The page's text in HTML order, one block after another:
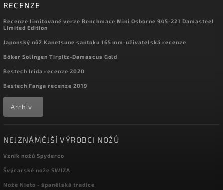
RECENZE
Recenze limitované verze Benchmade Mini Osborne 945-221 Damasteel
Limited Edition
Japonský nůž Kanetsune santoku 165 mm-uživatelská recenze
Böker Solingen Tirpitz-Damascus Gold
Bestech Irida recenze 2020
Bestech Fanga recenze 2019
Archiv
NEJZNÁMĚJŠÍ VÝROBCI NOŽŮ
Vznik nožů Spyderco
Švýcarské nože SWIZA
Nože Nieto - španělská tradice